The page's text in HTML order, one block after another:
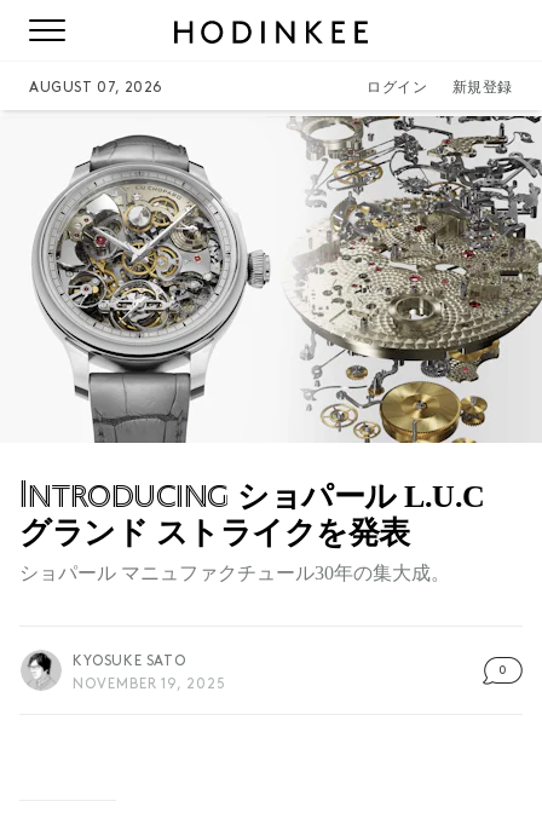
AUGUST 07, 2026 ログイン 新規登録
Introducing ショパール L.U.C
グランド ストライクを発表
ショパール マニュファクチュール30年の集大成。
KYOSUKE SATO
NOVEMBER 19, 2025
0